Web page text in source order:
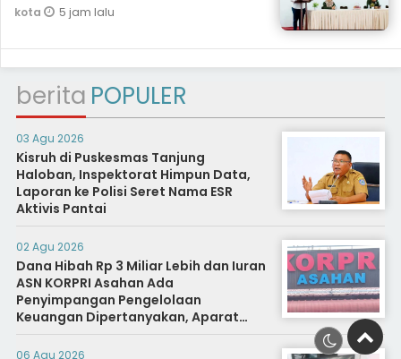
kota 5 jam lalu
berita POPULER
03 Agu 2026
Kisruh di Puskesmas Tanjung
Haloban, Inspektorat Himpun Data,
Laporan ke Polisi Seret Nama ESR
Aktivis Pantai
02 Agu 2026
Dana Hibah Rp 3 Miliar Lebih dan Iuran
ASN KORPRI Asahan Ada
Penyimpangan Pengelolaan
Keuangan Dipertanyakan, Aparat
Diminta Segera Usut
06 Agu 2026